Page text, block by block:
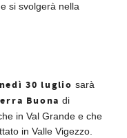
si svolgerà nella
30 luglio sarà
Buona di
in Val Grande e che
in Valle Vigezzo.